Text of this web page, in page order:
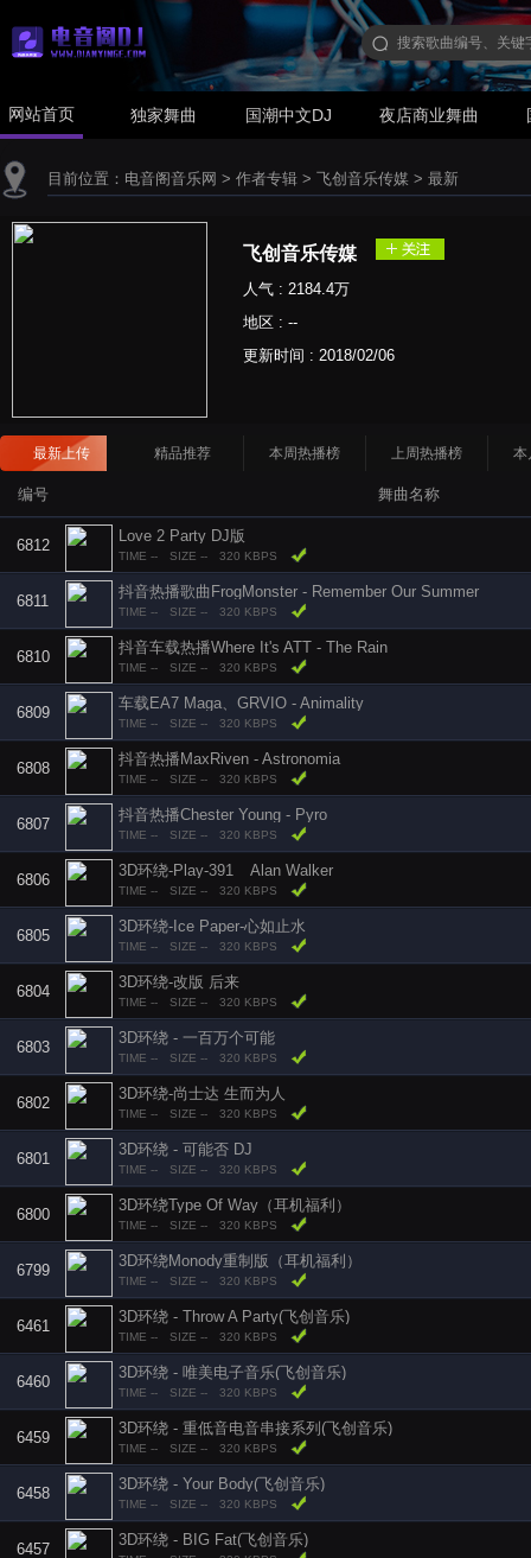
网站首页 独家舞曲 国潮中文DJ 夜店商业舞曲
目前位置： 电音阁音乐网 > 作者专辑 > 飞创音乐传媒 > 最新
飞创音乐传媒
人气 : 2184.4万
地区 : --
更新时间 : 2018/02/06
最新上传 精品推荐 本周热播榜 上周热播榜 本
编号 舞曲名称
6812
Love 2 Party DJ版
TIME -- SIZE -- 320 KBPS
6811
抖音热播歌曲FrogMonster - Remember Our Summer
TIME -- SIZE -- 320 KBPS
6810
抖音车载热播Where It's ATT - The Rain
TIME -- SIZE -- 320 KBPS
6809
车载EA7 Maga、GRVIO - Animality
TIME -- SIZE -- 320 KBPS
6808
抖音热播MaxRiven - Astronomia
TIME -- SIZE -- 320 KBPS
6807
抖音热播Chester Young - Pyro
TIME -- SIZE -- 320 KBPS
6806
3D环绕-Play-391 _ Alan Walker
TIME -- SIZE -- 320 KBPS
6805
3D环绕-Ice Paper-心如止水
TIME -- SIZE -- 320 KBPS
6804
3D环绕-改版 后来
TIME -- SIZE -- 320 KBPS
6803
3D环绕 - 一百万个可能
TIME -- SIZE -- 320 KBPS
6802
3D环绕-尚士达 生而为人
TIME -- SIZE -- 320 KBPS
6801
3D环绕 - 可能否 DJ
TIME -- SIZE -- 320 KBPS
6800
3D环绕Type Of Way（耳机福利）
TIME -- SIZE -- 320 KBPS
6799
3D环绕Monody重制版（耳机福利）
TIME -- SIZE -- 320 KBPS
6461
3D环绕 - Throw A Party(飞创音乐)
TIME -- SIZE -- 320 KBPS
6460
3D环绕 - 唯美电子音乐(飞创音乐)
TIME -- SIZE -- 320 KBPS
6459
3D环绕 - 重低音电音串接系列(飞创音乐)
TIME -- SIZE -- 320 KBPS
6458
3D环绕 - Your Body(飞创音乐)
TIME -- SIZE -- 320 KBPS
6457
3D环绕 - BIG Fat(飞创音乐)